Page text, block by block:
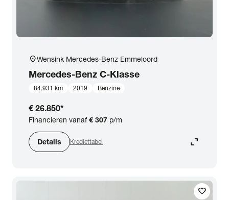
location_onWensink Mercedes-Benz Emmeloord
Mercedes-Benz C-Klasse
84.931 km 2019 Benzine
€ 26.850*
Financieren vanaf€ 307 p/m
Details Krediettabel expand_content
favorite